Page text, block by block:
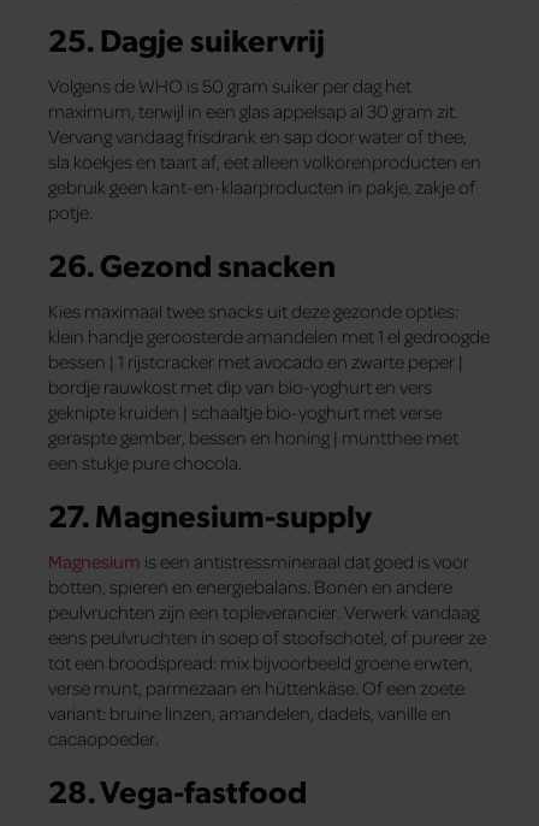
25. Dagje suikervrij
Volgens de WHO is 50 gram suiker per dag het
maximum, terwijl in een glas appelsap al 30 gram zit.
Vervang vandaag frisdrank en sap door water of thee,
sla koekjes en taart af, eet alleen volkorenproducten en
gebruik geen kant-en-klaarproducten in pakje, zakje of
potje.
26. Gezond snacken
Kies maximaal twee snacks uit deze gezonde opties:
klein handje geroosterde amandelen met 1 el gedroogde
bessen | 1 rijstcracker met avocado en zwarte peper |
bordje rauwkost met dip van bio-yoghurt en vers
geknipte kruiden | schaaltje bio-yoghurt met verse
geraspte gember, bessen en honing | muntthee met
een stukje pure chocola.
27. Magnesium-supply
Magnesium is een antistressmineraal dat goed is voor
botten, spieren en energiebalans. Bonen en andere
peulvruchten zijn een topleverancier. Verwerk vandaag
eens peulvruchten in soep of stoofschotel, of pureer ze
tot een broodspread: mix bijvoorbeeld groene erwten,
verse munt, parmezaan en hüttenkäse. Of een zoete
variant: bruine linzen, amandelen, dadels, vanille en
cacaopoeder.
28. Vega-fastfood